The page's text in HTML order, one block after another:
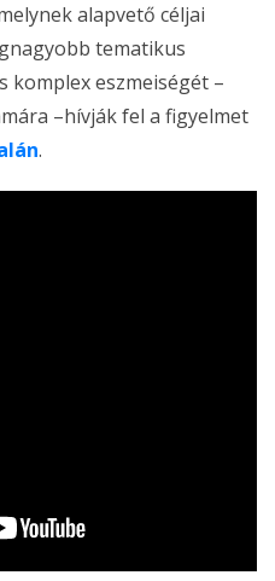
alapvető céljai
tematikus
komplex eszmeiségét –
–hívják fel a figyelmet
.